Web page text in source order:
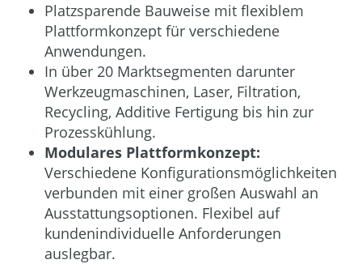
Platzsparende Bauweise mit flexiblem
Plattformkonzept für verschiedene
Anwendungen.
In über 20 Marktsegmenten darunter
Werkzeugmaschinen, Laser, Filtration,
Recycling, Additive Fertigung bis hin zur
Prozesskühlung.
Modulares Plattformkonzept:
Verschiedene Konfigurationsmöglichkeiten
verbunden mit einer großen Auswahl an
Ausstattungsoptionen. Flexibel auf
kundenindividuelle Anforderungen
auslegbar.